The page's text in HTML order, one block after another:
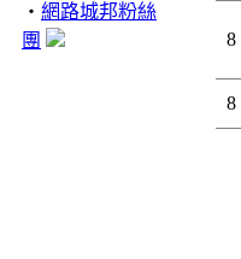
‧ 網路城邦粉絲
團
8
8